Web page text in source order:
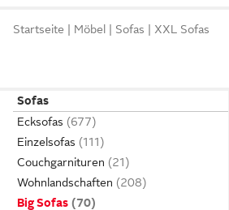
Startseite Möbel Sofas XXL Sofas
Sofas
Ecksofas
Einzelsofas
Couchgarnituren
Wohnlandschaften
Big Sofas